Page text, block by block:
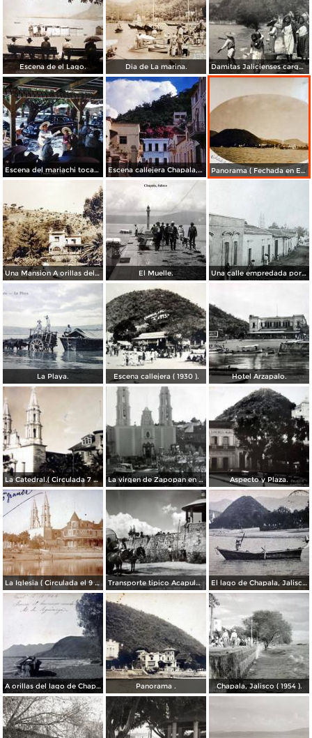
Escena de el Lago. Dia de La marina. Damitas Jalicienses cargando agua ( Circulada el 17 de Agosto de 1925 ).
Escena del mariachi tocando Chapala, Jalisco 1946. Escena callejera Chapala, Jalisco 1946. Panorama ( Fechada en Enero de 1920 ).
Una Mansion A orillas del Lago de Chapala, Jalisco. El Muelle. Una calle empredada por Fotógrafo Winfield Scott.
La Playa. Escena callejera ( 1930 ). Hotel Arzapalo.
La Catedral.( Circulada 7 de Diciembre de 1934 ) La virgen de Zapopan en Chapala. Aspecto y Plaza.
La Iglesia ( Circulada el 9 de Noviembre de 1908 ). Transporte tipico Acapulquito Chapala, Jalisco. El lago de Chapala, Jalisco ( Circulada el 24 de Febrero de 1905 ).
A orillas del lago de Chapala, Jalisco ( Circulada el 12 de Octubre de 1904 ). Panorama . Chapala, Jalisco ( 1954 ).